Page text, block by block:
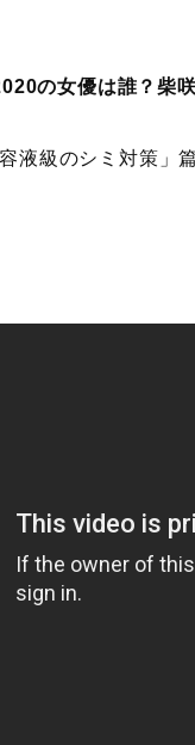
の女優は誰？柴
液級のシミ対策」